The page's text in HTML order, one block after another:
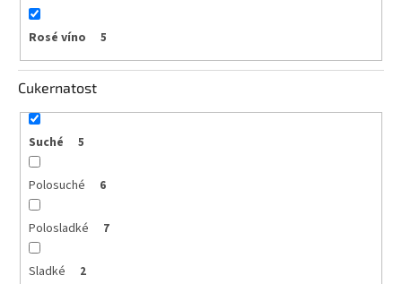
Rosé víno 5
Cukernatost
Suché 5
Polosuché 6
Polosladké 7
Sladké 2